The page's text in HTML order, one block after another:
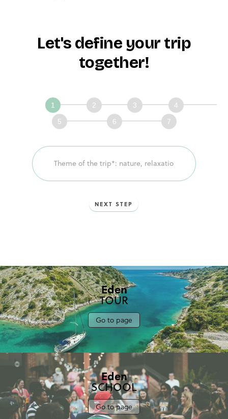
Let's define your trip
together!
Définissons
ensemble
votre
NEXT STEP
Eden
TOUR
Go to page
Eden
SCHOOL
Go to page